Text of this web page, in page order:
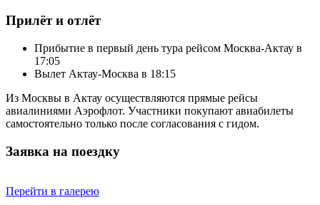
Прилёт и отлёт
Прибытие в первый день тура рейсом Москва-Актау в
17:05
Вылет Актау-Москва в 18:15
Из Москвы в Актау осуществляются прямые рейсы
авиалиниями Аэрофлот. Участники покупают авиабилеты
самостоятельно только после согласования с гидом.
Заявка на поездку
Перейти в галерею